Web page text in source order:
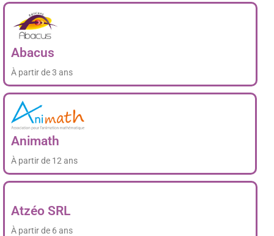
Abacus
À partir de 3 ans
Animath
À partir de 12 ans
Atzéo SRL
À partir de 6 ans